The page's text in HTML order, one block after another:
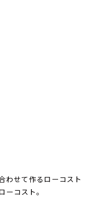
わせて作るローコスト
コスト。